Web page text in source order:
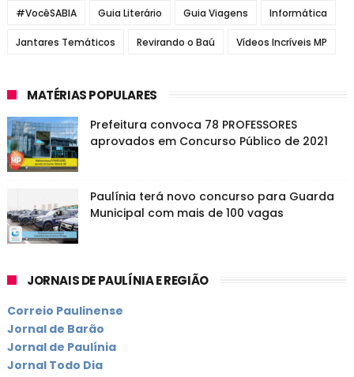
#VocêSABIA Guia Literário Guia Viagens Informática
Jantares Temáticos Revirando o Baú Vídeos Incríveis MP
MATÉRIAS POPULARES
Prefeitura convoca 78 PROFESSORES
aprovados em Concurso Público de 2021
Paulínia terá novo concurso para Guarda
Municipal com mais de 100 vagas
JORNAIS DE PAULÍNIA E REGIÃO
Correio Paulinense
Jornal de Barão
Jornal de Paulínia
Jornal Todo Dia